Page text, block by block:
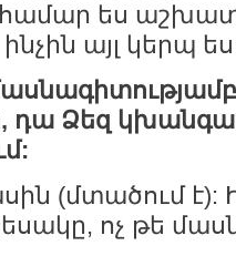
համար ես
այլ կերպ ես
դա Ձեզ
(մտածում է):
ոչ թե